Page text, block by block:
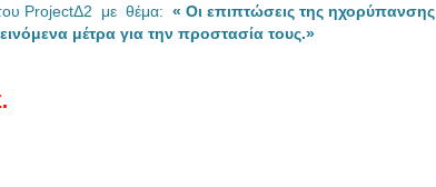
ProjectΔ2 με θέμα: « Οι επιπτώσεις της ηχορύπανσης
μέτρα για την προστασία τους.»